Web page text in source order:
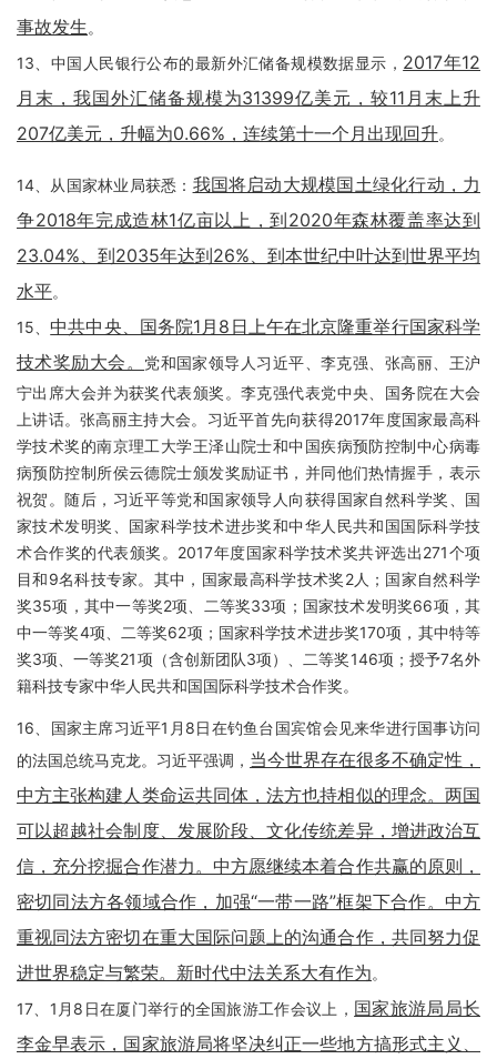
事故发生。
13、中国人民银行公布的最新外汇储备规模数据显示， 2017年12
月末，我国外汇储备规模为31399亿美元，较11月末上升
207亿美元，升幅为0.66%，连续第十一个月出现回升。
14、从国家林业局获悉： 我国将启动大规模国土绿化行动，力
争2018年完成造林1亿亩以上，到2020年森林覆盖率达到
23.04%、到2035年达到26%、到本世纪中叶达到世界平均
水平。
15、 中共中央、国务院1月8日上午在北京隆重举行国家科学
技术奖励大会。
党和国家领导人习近平、李克强、张高丽、王沪
宁出席大会并为获奖代表颁奖。李克强代表党中央、国务院在大会
上讲话。张高丽主持大会。习近平首先向获得2017年度国家最高科
学技术奖的南京理工大学王泽山院士和中国疾病预防控制中心病毒
病预防控制所侯云德院士颁发奖励证书，并同他们热情握手，表示
祝贺。随后，习近平等党和国家领导人向获得国家自然科学奖、国
家技术发明奖、国家科学技术进步奖和中华人民共和国国际科学技
术合作奖的代表颁奖。2017年度国家科学技术奖共评选出271个项
目和9名科技专家。其中，国家最高科学技术奖2人；国家自然科学
奖35项，其中一等奖2项、二等奖33项；国家技术发明奖66项，其
中一等奖4项、二等奖62项；国家科学技术进步奖170项，其中特等
奖3项、一等奖21项（含创新团队3项）、二等奖146项；授予7名外
籍科技专家中华人民共和国国际科学技术合作奖。
16、国家主席习近平1月8日在钓鱼台国宾馆会见来华进行国事访问
的法国总统马克龙。习近平强调， 当今世界存在很多不确定性，
中方主张构建人类命运共同体，法方也持相似的理念。两国
可以超越社会制度、发展阶段、文化传统差异，增进政治互
信，充分挖掘合作潜力。中方愿继续本着合作共赢的原则，
密切同法方各领域合作，加强“一带一路”框架下合作。中方
重视同法方密切在重大国际问题上的沟通合作，共同努力促
进世界稳定与繁荣。新时代中法关系大有作为。
17、1月8日在厦门举行的全国旅游工作会议上， 国家旅游局局长
李金早表示，国家旅游局将坚决纠正一些地方搞形式主义、